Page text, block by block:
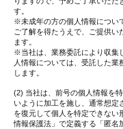
す。
※未成年の方の個人情報につい
ご了解を得たうえで、ご提供い
ます。
※当社は、業務委託により収集
人情報については、受託した業
します。
(2) 当社は、前号の個人情報を
いように加工を施し、通常想定
を復元して個人を特定できない
情報保護法」で定義する「匿名